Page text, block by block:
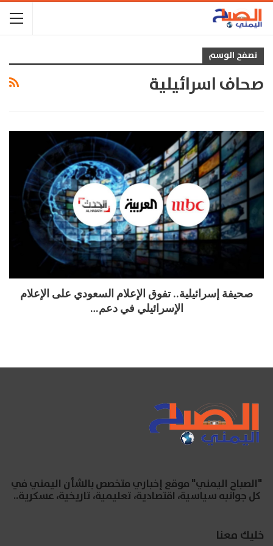
تصفح الوسم
صحاف اسرائيلية
صحيفة إسرائيلية.. تفوق الإعلام السعودي على الإعلام
الإسرائيلي في دعم…
"الصباح اليمني" موقع إخباري متخصص بالشأن اليمني في
كل جوانبه سياسية، اقتصادية، تعليمية، تاريخية، عسكرية..
خليك معنا